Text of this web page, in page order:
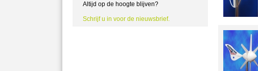
Altijd op de hoogte blijven?
Schrijf u in voor de nieuwsbrief.